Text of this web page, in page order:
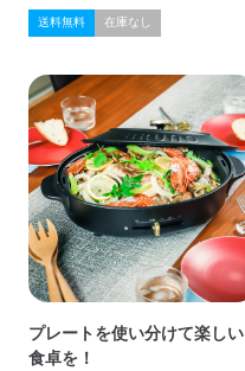
送料無料 在庫なし
プレートを使い分けて楽しい
食卓を！